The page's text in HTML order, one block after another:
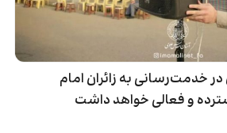
خدمت‌رسانی به زائران امام
و فعالی خواهد داشت